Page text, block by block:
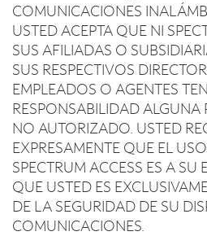
COMUNICACIONES
USTED ACEPTA QUE NI
SUS AFILIADAS O
SUS RESPECTIVOS
EMPLEADOS O AGENTES
RESPONSABILIDAD
NO AUTORIZADO. USTED
EXPRESAMENTE QUE EL
SPECTRUM ACCESS ES A SU
QUE USTED ES
DE LA SEGURIDAD DE SU
COMUNICACIONES.